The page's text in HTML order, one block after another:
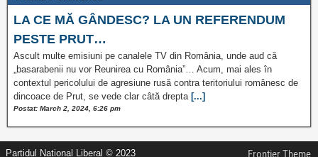
LA CE MĂ GÂNDESC? LA UN REFERENDUM
PESTE PRUT…
Ascult multe emisiuni pe canalele TV din România, unde aud că
„basarabenii nu vor Reunirea cu România”… Acum, mai ales în
contextul pericolului de agresiune rusă contra teritoriului românesc de
dincoace de Prut, se vede clar câtă drepta[...]
Postat: March 2, 2024, 6:26 pm
Partidul Național Liberal © 2023